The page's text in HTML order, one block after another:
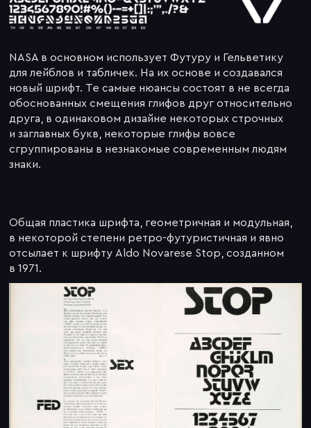
NASA в основном использует Футуру и Гельветику
для лейблов и табличек. На их основе и создавался
новый шрифт. Те самые нюансы состоят в не всегда
обоснованных смещения глифов друг относительно
друга, в одинаковом дизайне некоторых строчных
и заглавных букв, некоторые глифы вовсе
сгруппированы в незнакомые современным людям
знаки.
Общая пластика шрифта, геометричная и модульная,
в некоторой степени ретро-футуристичная и явно
отсылает к шрифту Aldo Novarese Stop, созданном
в 1971.